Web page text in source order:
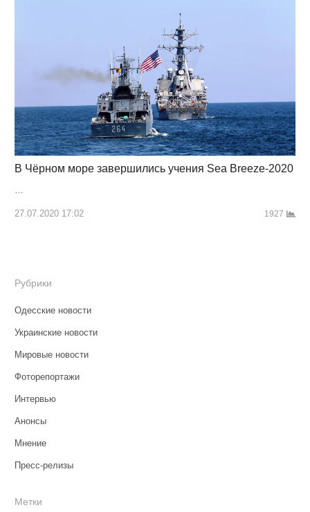
В Чёрном море завершились учения Sea Breeze-2020
…
27.07.2020 17:02 1927
Рубрики
Одесские новости
Украинские новости
Мировые новости
Фоторепортажи
Интервью
Анонсы
Мнение
Пресс-релизы
Метки